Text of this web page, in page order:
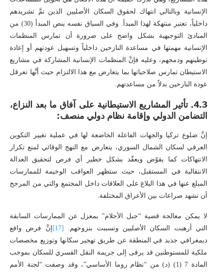
الإنسانية وبالتالي انتهاك لحقوق السكان الأصليين الذين تمَّ تشريدهم
داخلياً، تعتبر منتهكة لهذا المبدأ. وفي السياق نفسه ينص المبدأ (30) من
المبادئ التوجيهية بشكل واضح على ضرورة أن تمارس المنظمات
الإنسانية مهمتها في مساعدة النازحين داخلياً وتسهيل عودتهم أو إعادة
توطينهم ودمجهم، وعليه فإنَّ المنظمات الإنسانية المشاركة في مشاريع
الاستيطان تمارس صلاحياتها بما يتعارض مع هذا الالتزام حيث أنَّها تعرقل
عودة النازحين بدلاً من مساعدتهم.
4.3. تأثير المشاريع الاستيطانية على آفاق ما بعد النزاع،
التضامن الدولي وإقامة نظام دولي منصف:
إنَّ ضلوع تركيا والجهات الفاعلة الخاضعة لها في عملية تغيير التكوين
العرقي لسكان الشمال السوري، يتعارض مع النهج الوقائي لمنع تكرار
الانتهاكات كما يقوّض ويعقّد بشكل خطير أي فرص لتحقيق العدالة
الانتقالية في المستقبل، حيث ستظهر العواقب الوخيمة للممارسات
المبلغ عنها في هذا البلاغ على العلاقات داخل المجتمع والتي من المرجح
أن تشهد صراعات بين الأعراق المختلفة.
لا يمكن معالجة قضية “جبل الأحلام” بمعزل عن الممارسات السابقة
التي أرهبت السكان الأصليين وتسببت بنزوحهم. [17]
إنَّ فرض واقع
ديمغرافي جديد في المنطقة عن طريق تهجير سكانها وتوزيع مخصصات
ملكية للمستوطنين قد يرقى إلى جريمة النقل القسري للسكان بموجب
المادة 7 (1) (د) من “نظام روما الأساسي”، وقد وصفت “لجنة الأمم